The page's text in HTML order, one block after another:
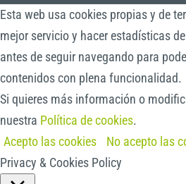
Esta web usa cookies propias y de
mejor servicio y hacer estadísticas
antes de seguir navegando para
contenidos con plena funcionalidad.
Si quieres más información o
nuestra Política de cookies.
Acepto las cookies
No acepto las
Privacy & Cookies Policy